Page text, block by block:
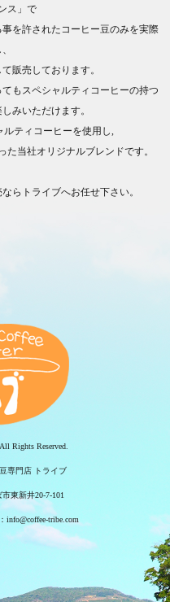
ス」で
を許されたコーヒー豆のみを実際
販売しております。
もスペシャルティコーヒーの持つ
みいただけます。
ルティコーヒーを使用し,
当社オリジナルブレンドです。
らトライブへお任せ下さい。
Rights Reserved.
専門店 トライブ
東新井20-7-101
tribe.com